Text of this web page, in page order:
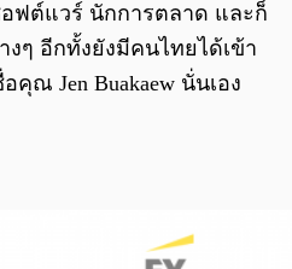
ฟต์แวร์ นักการตลาด และก็
ๆ อีกทั้งยังมีคนไทยได้เข้า
คุณ Jen Buakaew นั่นเอง